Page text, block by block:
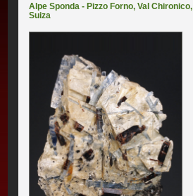
Alpe Sponda - Pizzo Forno,Val Chironico,
Suiza